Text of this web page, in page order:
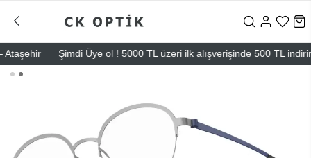
Şimdi Üye ol ! 5000 TL üzeri ilk alışverişinde 500 TL indirim